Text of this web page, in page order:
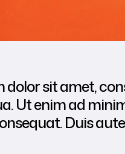
dolor sit amet,
Ut enim ad
Duis